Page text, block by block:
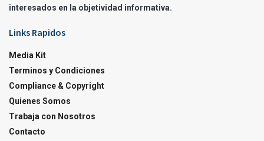
interesados en la objetividad informativa.
Links Rapidos
Media Kit
Terminos y Condiciones
Compliance & Copyright
Quienes Somos
Trabaja con Nosotros
Contacto